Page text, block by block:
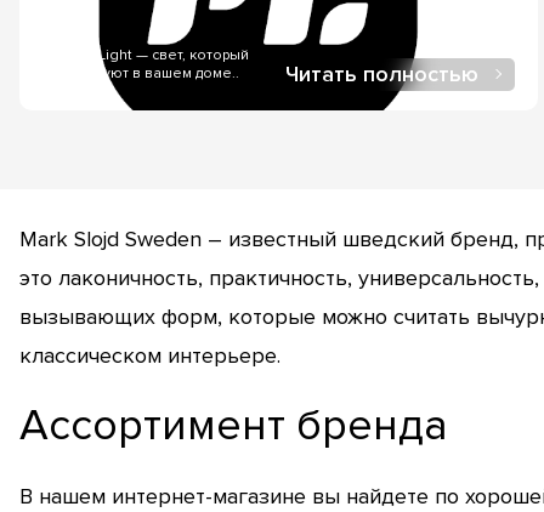
FriendlyLight — свет, который
создает уют в вашем доме..
Читать полностью
Mark Slojd Sweden – известный шведский бренд,
это лаконичность, практичность,
вызывающих форм, которые можно считать
классическом интерьере.
Ассортимент бренда
В нашем интернет-магазине вы найдете по